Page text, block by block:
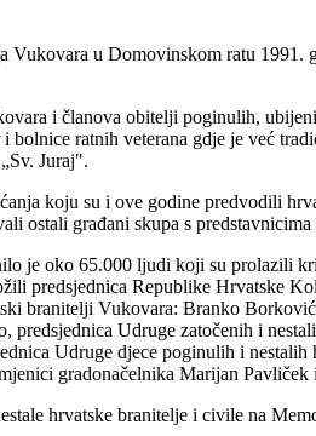
u Domovinskom ratu
i članova obitelji poginulih,
ratnih veterana gdje je već
Juraj".
koju su i ove godine predvodili
ostali građani skupa s
je oko 65.000 ljudi koji su prolazili
predsjednica Republike Hrvatske
branitelji Vukovara: Branko
predsjednica Udruge zatočenih i
Udruge djece poginulih i
gradonačelnika Marijan
hrvatske branitelje i civile na